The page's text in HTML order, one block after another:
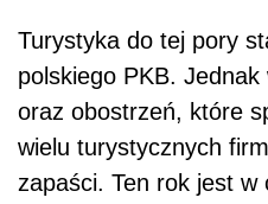
Turystyka do tej pory
polskiego PKB.
oraz obostrzeń, które
wielu turystycznych
zapaści. Ten rok jest w